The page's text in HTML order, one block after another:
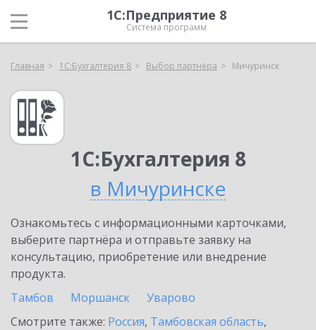
1С:Предприятие 8
Система программ
Главная 1С:Бухгалтерия 8 Выбор партнёра Мичуринск
1С:Бухгалтерия 8
в Мичуринске
Ознакомьтесь с информационными карточками,
выберите партнёра и отправьте заявку на
консультацию, приобретение или внедрение
продукта.
Тамбов
Моршанск
Уварово
Смотрите также: Россия, Тамбовская область,